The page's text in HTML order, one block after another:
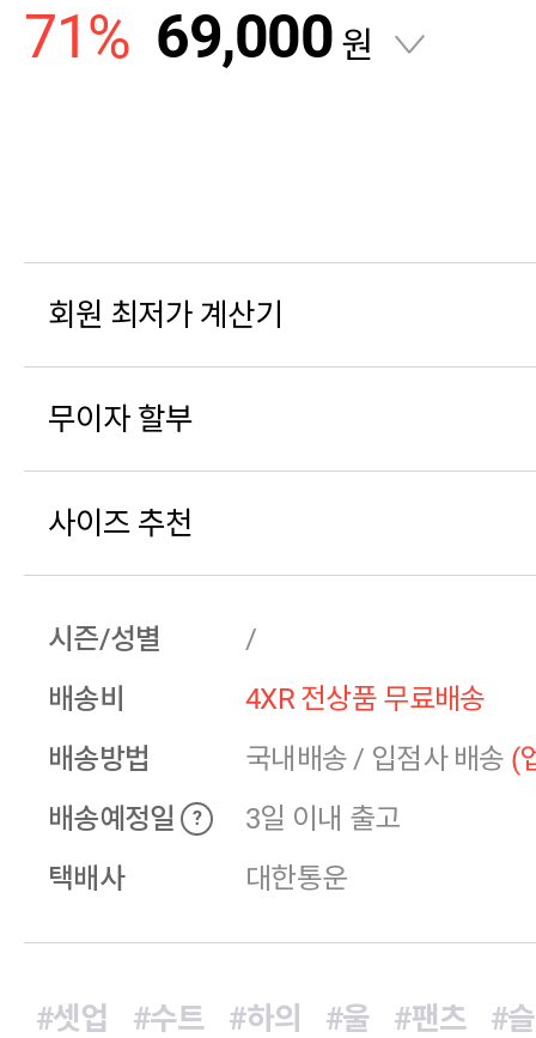
71% 69,000 원
회원 최저가 계산기
무이자 할부
사이즈 추천
시즌/성별
/
배송비
4XR 전상품 무료배송
배송방법
국내배송 / 입점사 배송 (
배송예정일
?
3일 이내 출고
택배사
대한통운
#셋업 #수트 #하의 #울 #팬츠 #